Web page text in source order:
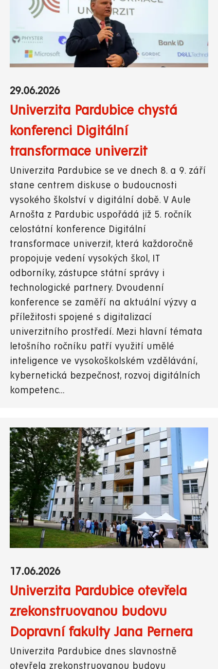
29.06.2026
Univerzita Pardubice chystá
konferenci Digitální
transformace univerzit
Univerzita Pardubice se ve dnech 8. a 9. září
stane centrem diskuse o budoucnosti
vysokého školství v digitální době. V Aule
Arnošta z Pardubic uspořádá již 5. ročník
celostátní konference Digitální
transformace univerzit, která každoročně
propojuje vedení vysokých škol, IT
odborníky, zástupce státní správy i
technologické partnery. Dvoudenní
konference se zaměří na aktuální výzvy a
příležitosti spojené s digitalizací
univerzitního prostředí. Mezi hlavní témata
letošního ročníku patří využití umělé
inteligence ve vysokoškolském vzdělávání,
kybernetická bezpečnost, rozvoj digitálních
kompetenc...
17.06.2026
Univerzita Pardubice otevřela
zrekonstruovanou budovu
Dopravní fakulty Jana Pernera
Univerzita Pardubice dnes slavnostně
otevřela zrekonstruovanou budovu